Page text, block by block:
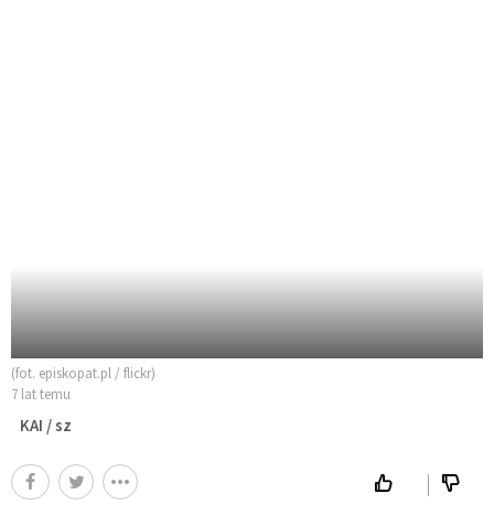
(fot. episkopat.pl / flickr)
7 lat temu
KAI / sz